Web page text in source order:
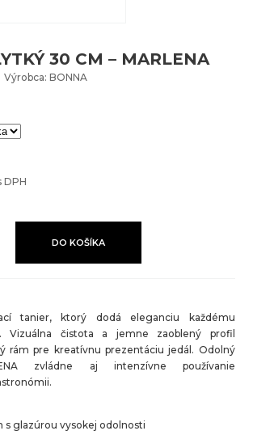
30 CM – MARLENA
BONNA
DPH
DO KOŠÍKA
tanier, ktorý dodá eleganciu každému
Vizuálna čistota a jemne zaoblený profil
rám pre kreatívnu prezentáciu jedál. Odolný
zvládne aj intenzívne používanie
s glazúrou vysokej odolnosti